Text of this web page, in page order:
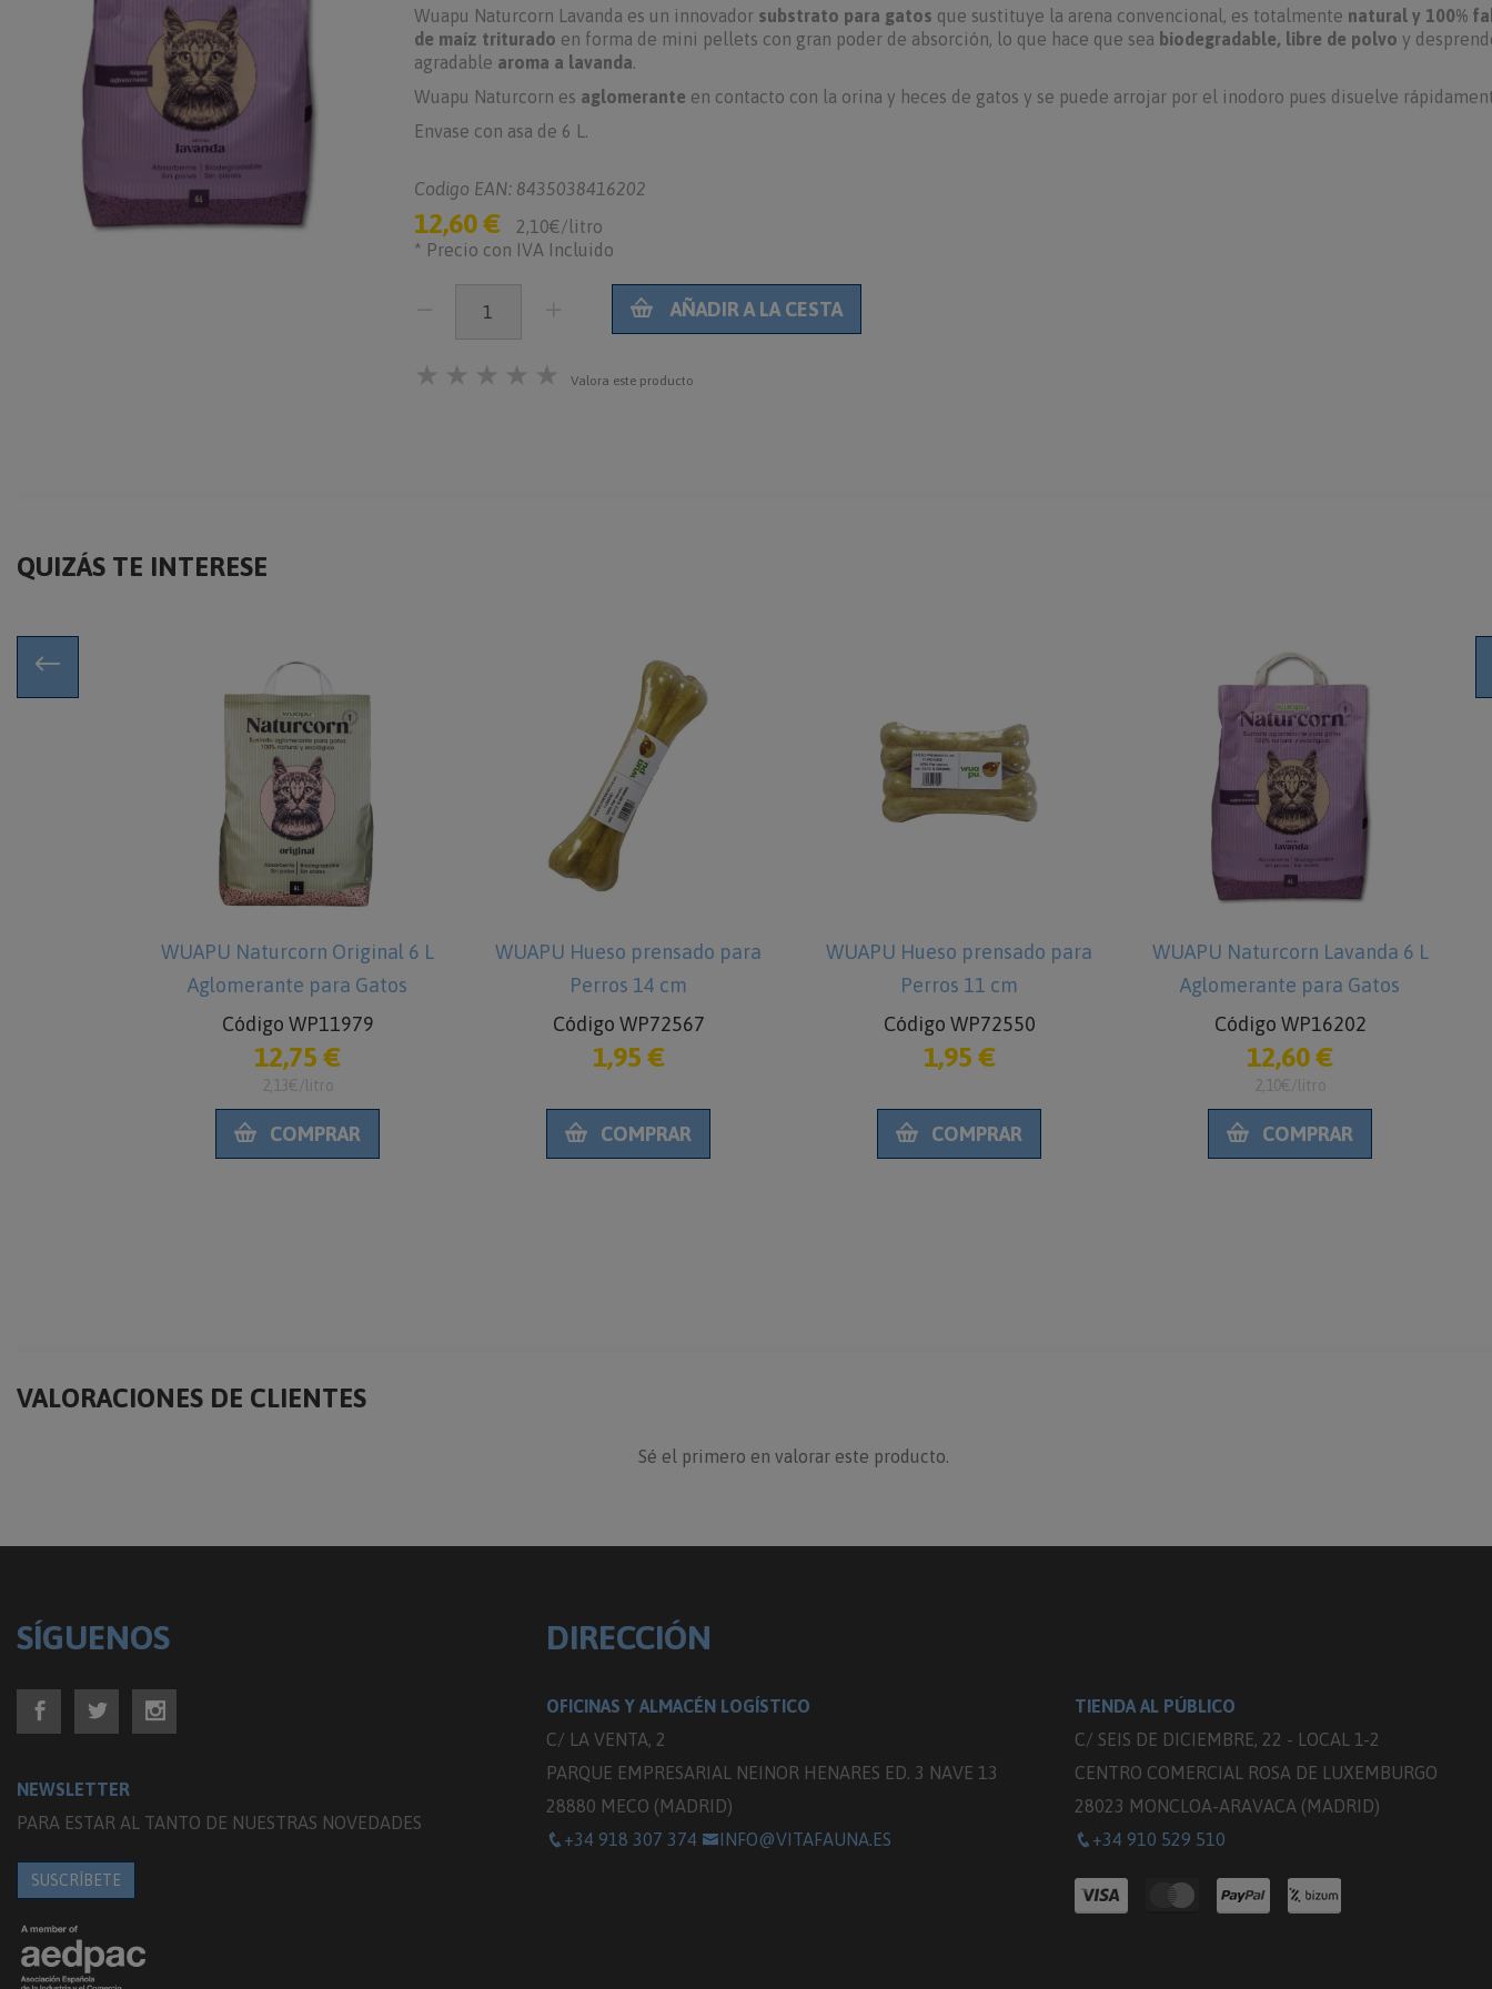
Wuapu Naturcorn Lavanda es un innovador substrato para gatos que sustituye la arena convencional, es totalmente natural y 100%
de maíz triturado en forma de mini pellets con gran poder de absorción, lo que hace que sea biodegradable, libre de polvo y
agradable aroma a lavanda.
Wuapu Naturcorn es aglomerante en contacto con la orina y heces de gatos y se puede arrojar por el inodoro pues disuelve
Envase con asa de 6 L.
Codigo EAN: 8435038416202
12,60 €
2,10€/litro
* Precio con IVA Incluido
AÑADIR A LA CESTA
★ ★ ★ ★ ★ Valora este producto
QUIZÁS TE INTERESE
WUAPU Naturcorn Original 6 L
Aglomerante para Gatos
Código WP11979
12,75 €
2,13€/litro
COMPRAR
WUAPU Hueso prensado para
Perros 14 cm
Código WP72567
1,95 €
COMPRAR
WUAPU Hueso prensado para
Perros 11 cm
Código WP72550
1,95 €
COMPRAR
WUAPU Naturcorn Lavanda 6 L
Aglomerante para Gatos
Código WP16202
12,60 €
2,10€/litro
COMPRAR
VALORACIONES DE CLIENTES
Sé el primero en valorar este producto.
SÍGUENOS
NEWSLETTER
PARA ESTAR AL TANTO DE NUESTRAS NOVEDADES
SUSCRÍBETE
DIRECCIÓN
OFICINAS Y ALMACÉN LOGÍSTICO
C/ LA VENTA, 2
PARQUE EMPRESARIAL NEINOR HENARES ED. 3 NAVE 13
28880 MECO (MADRID)
+34 918 307 374
INFO@VITAFAUNA.ES
TIENDA AL PÚBLICO
C/ SEIS DE DICIEMBRE, 22 - LOCAL 1-2
CENTRO COMERCIAL ROSA DE LUXEMBURGO
28023 MONCLOA-ARAVACA (MADRID)
+34 910 529 510